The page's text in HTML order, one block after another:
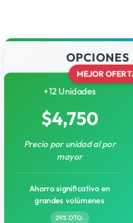
OPCIONES
MEJOR
+12 Unidades
$4,750
Precio por unidad al por
mayor
Ahorro significativo en
grandes volúmenes
29% DTO.